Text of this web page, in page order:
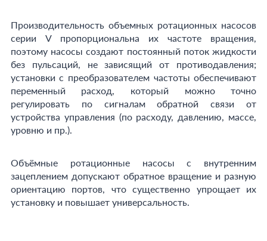
Производительность объемных ротационных насосов
серии V пропорциональна их частоте вращения,
поэтому насосы создают постоянный поток жидкости
без пульсаций, не зависящий от противодавления;
установки с преобразователем частоты обеспечивают
переменный расход, который можно точно
регулировать по сигналам обратной связи от
устройства управления (по расходу, давлению, массе,
уровню и пр.).
Объёмные ротационные насосы с внутренним
зацеплением допускают обратное вращение и разную
ориентацию портов, что существенно упрощает их
установку и повышает универсальность.